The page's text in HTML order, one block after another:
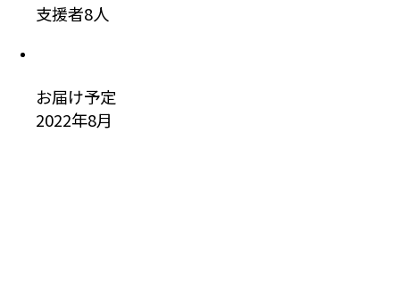
支援者8人
お届け予定
2022年8月